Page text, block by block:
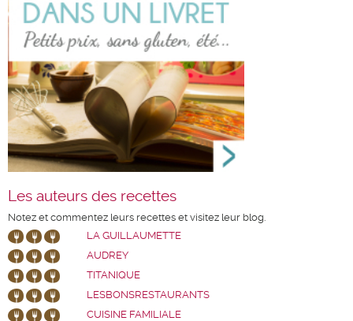
Les auteurs des recettes
Notez et commentez leurs recettes et visitez leur blog.
LA GUILLAUMETTE
AUDREY
TITANIQUE
LESBONSRESTAURANTS
CUISINE FAMILIALE